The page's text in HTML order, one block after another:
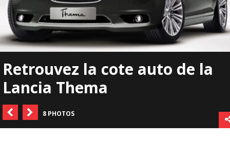
Retrouvez la cote auto de la
Lancia Thema
8 PHOTOS